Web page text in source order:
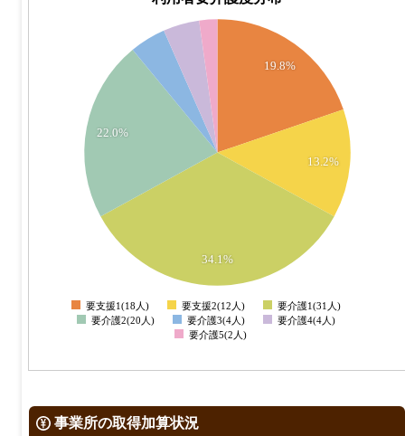
19.8%
13.2%
34.1%
22.0%
0
要支援1(18人) 要支援2(12人)
要介護1(31人)
要介護2(20人)
要介護3(4人)
要介護4(4人)
要介護5(2人)
事業所の取得加算状況